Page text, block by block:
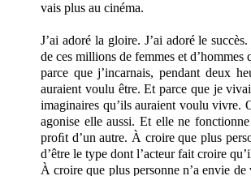
vais plus au cinéma.
J’ai adoré la gloire. J’ai adoré le
de ces millions de femmes et d’hommes
parce que j’incarnais, pendant deux
auraient voulu être. Et parce que je
imaginaires qu’ils auraient voulu vivre.
agonise elle aussi. Et elle ne
proﬁt d’un autre. À croire que plus
d’être le type dont l’acteur fait croire
À croire que plus personne n’a envie de